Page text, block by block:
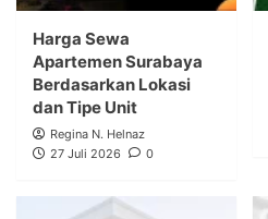
Harga Sewa
Apartemen Surabaya
Berdasarkan Lokasi
dan Tipe Unit
Regina N. Helnaz
27 Juli 2026
0